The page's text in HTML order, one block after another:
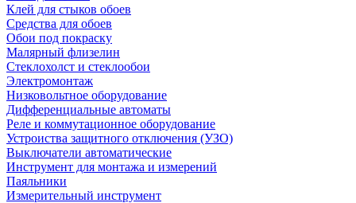
Клей для стыков обоев
Средства для обоев
Обои под покраску
Малярный флизелин
Стеклохолст и стеклообои
Электромонтаж
Низковольтное оборудование
Дифференциальные автоматы
Реле и коммутационное оборудование
Устроиства защитного отключения (УЗО)
Выключатели автоматические
Инструмент для монтажа и измерений
Паяльники
Измерительный инструмент